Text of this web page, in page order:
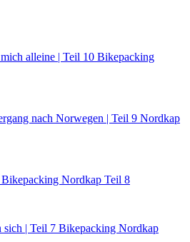
alleine | Teil 10 Bikepacking
nach Norwegen | Teil 9 Nordkap
Bikepacking Nordkap Teil 8
sich | Teil 7 Bikepacking Nordkap